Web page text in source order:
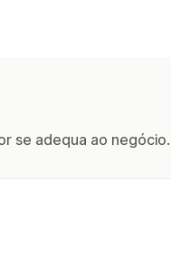
se adequa ao negócio.